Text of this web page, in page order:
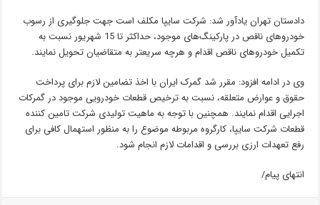
دادستان تهران یادآور شد: شرکت سایپا مکلف است جهت جلوگیری از رسوب
خودروهای ناقص در پارکینگ‌های موجود، حداکثر تا 15 شهریور نسبت به
تکمیل خودروهای ناقص اقدام و هرچه سریعتر به متقاضیان تحویل نمایند.
وی در ادامه افزود: مقرر شد گمرک ایران با اخذ تضامین لازم برای پرداخت
حقوق و عوارض متعلقه، نسبت به ترخیص قطعات خودرویی موجود در گمرکات
اجرایی اقدام نمایند. همچنین با توجه به ماهیت تولیدی شرکت تامین کننده
قطعات شرکت سایپا، کارگروه مربوطه موضوع را به منظور استهمال کافی برای
رفع تعهدات ارزی بررسی و اقدامات لازم انجام شود.
انتهای پیام/